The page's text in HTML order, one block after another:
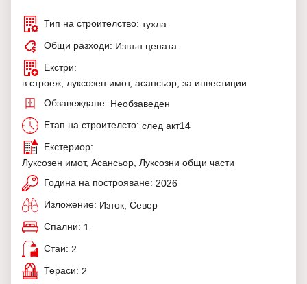
Тип на строителство: тухла
Общи разходи: Извън цената
Екстри:
в строеж, луксозен имот, асансьор, за инвестиции
Обзавеждане: Необзаведен
Етап на строителсто: след акт14
Екстериор:
Луксозен имот, Асансьор, Луксозни общи части
Година на построяване: 2026
Изложение: Изток, Север
Спални: 1
Стаи: 2
Тераси: 2